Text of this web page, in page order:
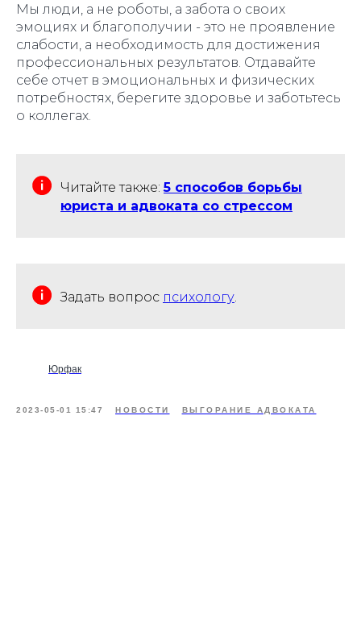
Мы люди, а не роботы, а забота о своих
эмоциях и благополучии - это не проявление
слабости, а необходимость для достижения
профессиональных результатов. Отдавайте
себе отчет в эмоциональных и физических
потребностях, берегите здоровье и заботьтесь
о коллегах.
Читайте также:5 способов борьбы
юриста и адвоката со стрессом
Задать вопрос психологу.
Юрфак
2023-05-01 15:47 НОВОСТИ ВЫГОРАНИЕ АДВОКАТА